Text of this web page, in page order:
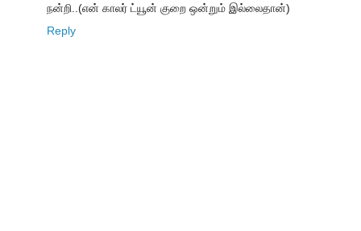
நன்றி..(என் காலர் ட்யூன் குறை ஒன்றும் இல்லைதான்)
Reply